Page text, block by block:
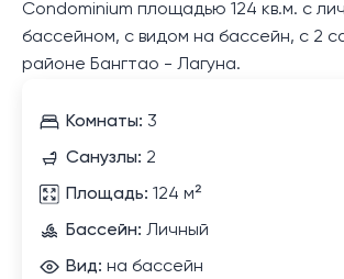
Condominium площадью 124 кв.м. с
бассейном, с видом на бассейн, с 2
районе Бангтао - Лагуна.
Комнаты: 3
Санузлы: 2
Площадь: 124 м²
Бассейн: Личный
Вид: на бассейн